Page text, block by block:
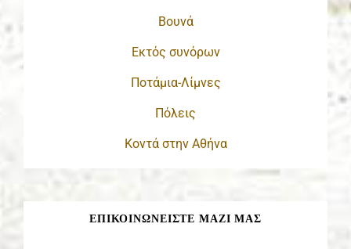
Βουνά
Εκτός συνόρων
Ποτάμια-Λίμνες
Πόλεις
Κοντά στην Αθήνα
ΕΠΙΚΟΙΝΩΝΕΊΣΤΕ ΜΑΖΊ ΜΑΣ